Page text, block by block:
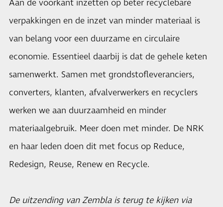
Aan de voorkant inzetten op beter recyclebare
verpakkingen en de inzet van minder materiaal is
van belang voor een duurzame en circulaire
economie. Essentieel daarbij is dat de gehele keten
samenwerkt. Samen met grondstofleveranciers,
converters, klanten, afvalverwerkers en recyclers
werken we aan duurzaamheid en minder
materiaalgebruik. Meer doen met minder. De NRK
en haar leden doen dit met focus op Reduce,
Redesign, Reuse, Renew en Recycle.
De uitzending van Zembla is terug te kijken via